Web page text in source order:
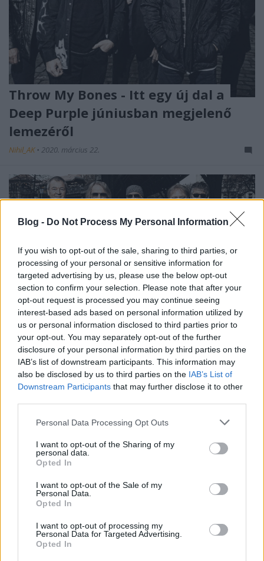
Blog - Do Not Process My Personal Information
If you wish to opt-out of the sale, sharing to third parties, or
processing of your personal or sensitive information for
targeted advertising by us, please use the below opt-out
section to confirm your selection. Please note that after your
opt-out request is processed you may continue seeing
interest-based ads based on personal information utilized by
us or personal information disclosed to third parties prior to
your opt-out. You may separately opt-out of the further
disclosure of your personal information by third parties on the
IAB’s list of downstream participants. This information may
also be disclosed by us to third parties on the IAB’s List of
Downstream Participants that may further disclose it to other
Please note that this website/app uses one or more Google
not limited to your visit or usage behaviour. You may click to
grant or deny consent to Google and its third-party tags to
use your data for below specified purposes in below Google
consent section.
Personal Data Processing Opt Outs
I want to opt-out of the Sharing of my
personal data.
Opted In
I want to opt-out of the Sale of my
Personal Data.
Opted In
I want to opt-out of processing my
Personal Data for Targeted Advertising.
Opted In
Throw My Bones - Itt egy új dal a
Deep Purple júniusban megjelenő
lemezéről
Nihil_AK • 2020. március 22.
Júniusban új albummal jelentkeznek az alapító
atyák. Annak ellenére, hogy aDeep Purplemára
egyedüliként maradt aktív a hard rock / heavy metal